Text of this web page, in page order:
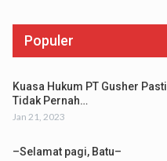
Populer
Kuasa Hukum PT Gusher
Tidak Pernah…
Jan 21, 2023
–Selamat pagi, Batu–